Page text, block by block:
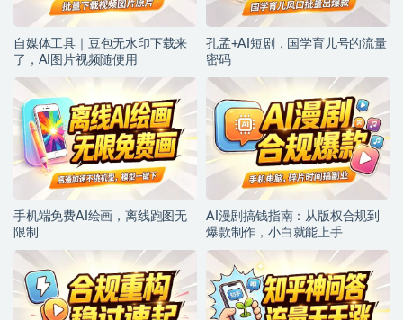
自媒体工具｜豆包无水印下载来
了，AI图片视频随便用
孔孟+AI短剧，国学育儿号的流量
密码
手机端免费AI绘画，离线跑图无
限制
AI漫剧搞钱指南：从版权合规到
爆款制作，小白就能上手